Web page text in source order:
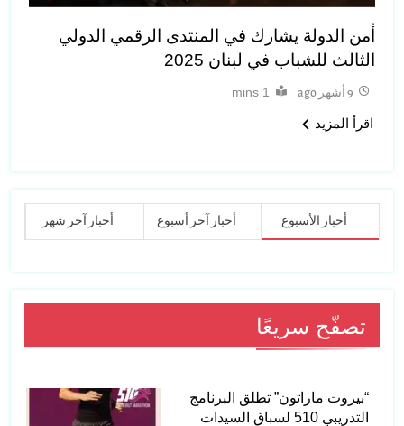
أخبار الأسبوع أخبار آخر أسبوع أخبار آخر شهر
تصفّح سريعًا
“بيروت ماراتون” تطلق البرنامج
التدريبي 510 لسباق السيدات
أمن الدولة يشارك في المنتدى الرقمي الدولي
الثالث للشباب في لبنان 2025
9 أشهر ago 1 mins
اقرأ المزيد